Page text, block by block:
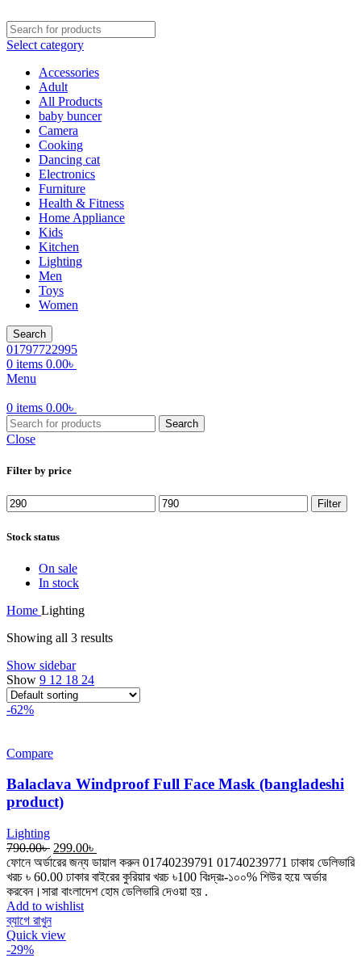
Select category
Accessories
Adult
All Products
baby buncer
Camera
Cooking
Dancing cat
Electronics
Furniture
Health & Fitness
Home Appliance
Kids
Kitchen
Lighting
Men
Toys
Women
Search
01797722995
0 items 0.00৳
Menu
0 items 0.00৳
Search
Close
Filter by price
Filter
Stock status
On sale
In stock
Home Lighting
Showing all 3 results
Show sidebar
Show 9 12 18 24
-62%
Compare
Balaclava Windproof Full Face Mask (bangladeshi
product)
Lighting
790.00৳ 299.00৳
ফোনে অর্ডারের জন্য ডায়াল করুন 01740239791 01740239771 ঢাকায় ডেলিভারি
খরচ ৳ 60.00 ঢাকার বাইরের কুরিয়ার খরচ ৳100 বিঃদ্রঃ-১০০% শিউর হয়ে অর্ডার
করবেন।সারা বাংলাদেশ হোম ডেলিভারি দেওয়া হয় .
Add to wishlist
ব্যাগে রাখুন
Quick view
-29%